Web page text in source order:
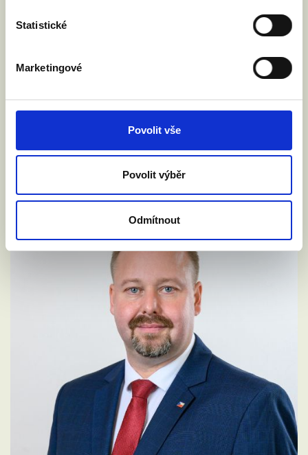
Statistické
Marketingové
Povolit vše
Povolit výběr
Odmítnout